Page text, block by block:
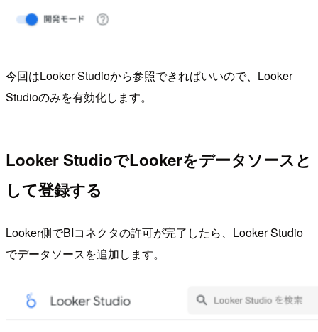
今回はLooker Studioから参照できればいいので、Looker
Studioのみを有効化します。
Looker StudioでLookerをデータソースと
して登録する
Looker側でBIコネクタの許可が完了したら、Looker Studio
でデータソースを追加します。